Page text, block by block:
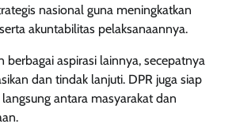
nasional guna meningkatkan
akuntabilitas pelaksanaannya.
berbagai aspirasi lainnya, secepatnya
dan tindak lanjuti. DPR juga siap
antara masyarakat dan